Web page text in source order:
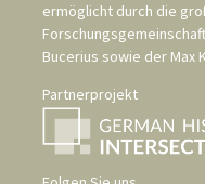
ermöglicht durch die
Forschungsgemeinschaft
Bucerius sowie der Max
Partnerprojekt